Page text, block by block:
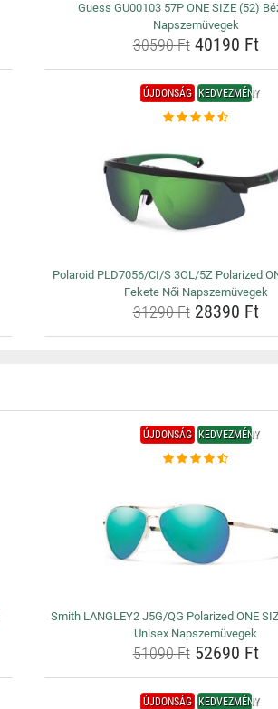
Guess GU00103 57P ONE SIZE (52)
Napszemüvegek
30590 Ft40190 Ft
ÚJDONSÁG KEDVEZMÉNY
Polaroid PLD7056/CI/S 3OL/5Z Polarized
Fekete Női Napszemüvegek
31290 Ft28390 Ft
ÚJDONSÁG KEDVEZMÉNY
Smith LANGLEY2 J5G/QG Polarized ONE
Unisex Napszemüvegek
51090 Ft52690 Ft
ÚJDONSÁG KEDVEZMÉNY